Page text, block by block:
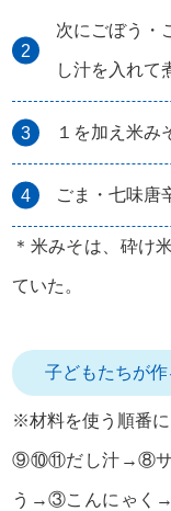
次にごぼう・
し汁を入れて
１を加え米み
ごま・七味唐
＊米みそは、砕け
ていた。
子どもたちが
※材料を使う順番
⑨⑩⑪だし汁→⑧サ
う→③こんにゃ